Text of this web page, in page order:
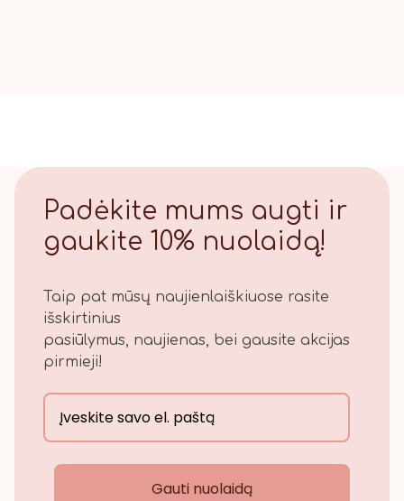
Padėkite mums augti ir
gaukite 10% nuolaidą!
Taip pat mūsų naujienlaiškiuose rasite
išskirtinius
pasiūlymus, naujienas, bei gausite akcijas
pirmieji!
Gauti nuolaidą